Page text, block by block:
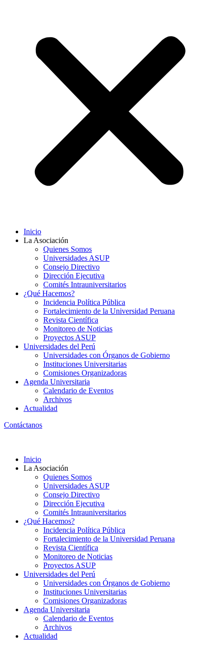
Inicio
La Asociación
Quienes Somos
Universidades ASUP
Consejo Directivo
Dirección Ejecutiva
Comités Intrauniversitarios
¿Qué Hacemos?
Incidencia Política Pública
Fortalecimiento de la Universidad Peruana
Revista Científica
Monitoreo de Noticias
Proyectos ASUP
Universidades del Perú
Universidades con Órganos de Gobierno
Instituciones Universitarias
Comisiones Organizadoras
Agenda Universitaria
Calendario de Eventos
Archivos
Actualidad
Contáctanos
Inicio
La Asociación
Quienes Somos
Universidades ASUP
Consejo Directivo
Dirección Ejecutiva
Comités Intrauniversitarios
¿Qué Hacemos?
Incidencia Política Pública
Fortalecimiento de la Universidad Peruana
Revista Científica
Monitoreo de Noticias
Proyectos ASUP
Universidades del Perú
Universidades con Órganos de Gobierno
Instituciones Universitarias
Comisiones Organizadoras
Agenda Universitaria
Calendario de Eventos
Archivos
Actualidad